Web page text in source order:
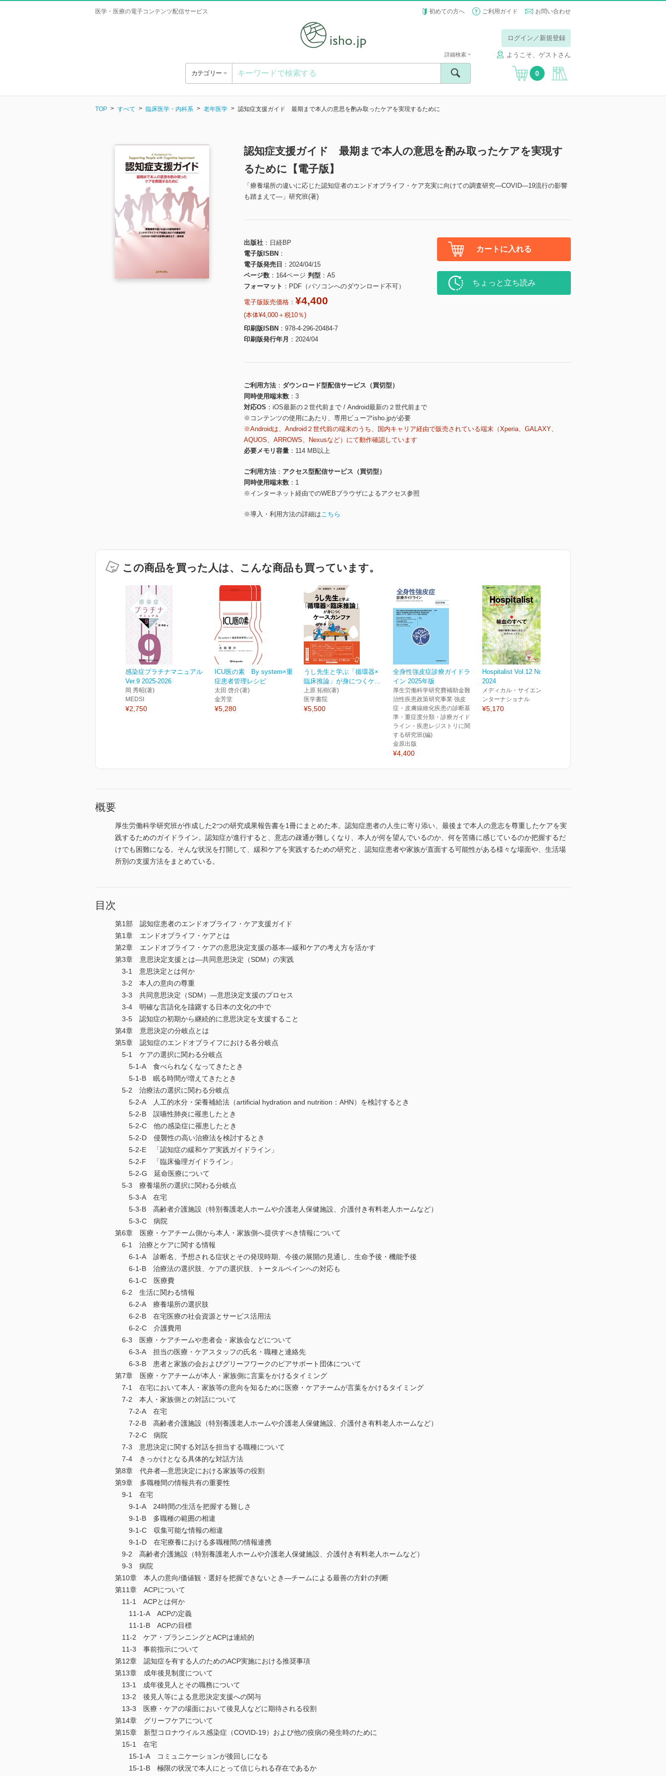
医学・医療の電子コンテンツ配信サービス 初めての方へ ご利用ガイド お問い合わせ
ログイン／新規登録
ようこそ、ゲストさん
カテゴリー
詳細検索
0
TOP すべて 臨床医学・内科系 老年医学 認知症支援ガイド 最期まで本人の意思を酌み取ったケアを実現するために
認知症支援ガイド 最期まで本人の意思を酌み取ったケアを実現す
るために【電子版】
「療養場所の違いに応じた認知症者のエンドオブライフ・ケア充実に向けての調査研究―COVID―19流行の影響
も踏まえて―」研究班(著)
出版社
日経BP
電子版ISBN
電子版発売日
2024/04/15
ページ数
164ページ 判型
A5
フォーマット
PDF（パソコンへのダウンロード不可）
電子版販売価格： ¥4,400
(本体¥4,000＋税10％)
印刷版ISBN
978-4-296-20484-7
印刷版発行年月
2024/04
カートに入れる
ちょっと立ち読み
ご利用方法
ダウンロード型配信サービス（買切型）
同時使用端末数
3
対応OS
iOS最新の２世代前まで / Android最新の２世代前まで
※コンテンツの使用にあたり、専用ビューアisho.jpが必要
※Androidは、Android２世代前の端末のうち、国内キャリア経由で販売されている端末（Xperia、GALAXY、
AQUOS、ARROWS、Nexusなど）にて動作確認しています
必要メモリ容量
114 MB以上
ご利用方法
アクセス型配信サービス（買切型）
同時使用端末数
1
※インターネット経由でのWEBブラウザによるアクセス参照
※導入・利用方法の詳細はこちら
この商品を買った人は、こんな商品も買っています。
感染症プラチナマニュアル
Ver.9 2025-2026
岡 秀昭(著)
MEDSI
¥2,750
ICU医の素 By system×重
症患者管理レシピ
太田 啓介(著)
金芳堂
¥5,280
うし先生と学ぶ「循環器×
臨床推論」が身につくケ...
上原 拓樹(著)
医学書院
¥5,500
全身性強皮症診療ガイドラ
イン 2025年版
厚生労働科学研究費補助金難
治性疾患政策研究事業 強皮
症・皮膚線維化疾患の診断基
準・重症度分類・診療ガイド
ライン・疾患レジストリに関
する研究班(編)
金原出版
¥4,400
Hospitalist Vol.12 No.1
2024
メディカル・サイエンス・イ
ンターナショナル
¥5,170
概要
厚生労働科学研究班が作成した2つの研究成果報告書を1冊にまとめた本。認知症患者の人生に寄り添い、最後まで本人の意志を尊重したケアを実
践するためのガイドライン。認知症が進行すると、意志の疎通が難しくなり、本人が何を望んでいるのか、何を苦痛に感じているのか把握するだ
けでも困難になる。そんな状況を打開して、緩和ケアを実践するための研究と、認知症患者や家族が直面する可能性がある様々な場面や、生活場
所別の支援方法をまとめている。
目次
第1部 認知症患者のエンドオブライフ・ケア支援ガイド
第1章 エンドオブライフ・ケアとは
第2章 エンドオブライフ・ケアの意思決定支援の基本―緩和ケアの考え方を活かす
第3章 意思決定支援とは―共同意思決定（SDM）の実践
3-1 意思決定とは何か
3-2 本人の意向の尊重
3-3 共同意思決定（SDM）―意思決定支援のプロセス
3-4 明確な言語化を躊躇する日本の文化の中で
3-5 認知症の初期から継続的に意思決定を支援すること
第4章 意思決定の分岐点とは
第5章 認知症のエンドオブライフにおける各分岐点
5-1 ケアの選択に関わる分岐点
5-1-A 食べられなくなってきたとき
5-1-B 眠る時間が増えてきたとき
5-2 治療法の選択に関わる分岐点
5-2-A 人工的水分・栄養補給法（artificial hydration and nutrition：AHN）を検討するとき
5-2-B 誤嚥性肺炎に罹患したとき
5-2-C 他の感染症に罹患したとき
5-2-D 侵襲性の高い治療法を検討するとき
5-2-E 「認知症の緩和ケア実践ガイドライン」
5-2-F 「臨床倫理ガイドライン」
5-2-G 延命医療について
5-3 療養場所の選択に関わる分岐点
5-3-A 在宅
5-3-B 高齢者介護施設（特別養護老人ホームや介護老人保健施設、介護付き有料老人ホームなど）
5-3-C 病院
第6章 医療・ケアチーム側から本人・家族側へ提供すべき情報について
6-1 治療とケアに関する情報
6-1-A 診断名、予想される症状とその発現時期、今後の展開の見通し、生命予後・機能予後
6-1-B 治療法の選択肢、ケアの選択肢、トータルペインへの対応も
6-1-C 医療費
6-2 生活に関わる情報
6-2-A 療養場所の選択肢
6-2-B 在宅医療の社会資源とサービス活用法
6-2-C 介護費用
6-3 医療・ケアチームや患者会・家族会などについて
6-3-A 担当の医療・ケアスタッフの氏名・職種と連絡先
6-3-B 患者と家族の会およびグリーフワークのピアサポート団体について
第7章 医療・ケアチームが本人・家族側に言葉をかけるタイミング
7-1 在宅において本人・家族等の意向を知るために医療・ケアチームが言葉をかけるタイミング
7-2 本人・家族側との対話について
7-2-A 在宅
7-2-B 高齢者介護施設（特別養護老人ホームや介護老人保健施設、介護付き有料老人ホームなど）
7-2-C 病院
7-3 意思決定に関する対話を担当する職種について
7-4 きっかけとなる具体的な対話方法
第8章 代弁者―意思決定における家族等の役割
第9章 多職種間の情報共有の重要性
9-1 在宅
9-1-A 24時間の生活を把握する難しさ
9-1-B 多職種の範囲の相違
9-1-C 収集可能な情報の相違
9-1-D 在宅療養における多職種間の情報連携
9-2 高齢者介護施設（特別養護老人ホームや介護老人保健施設、介護付き有料老人ホームなど）
9-3 病院
第10章 本人の意向/価値観・選好を把握できないとき―チームによる最善の方針の判断
第11章 ACPについて
11-1 ACPとは何か
11-1-A ACPの定義
11-1-B ACPの目標
11-2 ケア・プランニングとACPは連続的
11-3 事前指示について
第12章 認知症を有する人のためのACP実施における推奨事項
第13章 成年後見制度について
13-1 成年後見人とその職務について
13-2 後見人等による意思決定支援への関与
13-3 医療・ケアの場面において後見人などに期待される役割
第14章 グリーフケアについて
第15章 新型コロナウイルス感染症（COVID-19）および他の疫病の発生時のために
15-1 在宅
15-1-A コミュニケーションが後回しになる
15-1-B 極限の状況で本人にとって信じられる存在であるか